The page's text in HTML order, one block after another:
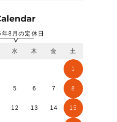
8月の定休日
水 木 金 土
1
5 6 7 8
12 13 14 15